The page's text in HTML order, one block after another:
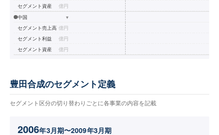
セグメント資産
億円
中国
▾
セグメント売上高 億円
セグメント利益
億円
セグメント資産
億円
豊田合成のセグメント定義
セグメント区分の切り替わりごとに各事業の内容を記載
2006年3月期〜2009年3月期